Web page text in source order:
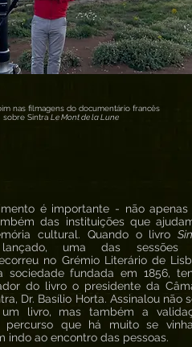
nas filmagens do documentário francês
sobre Sintra Le Mont de la Lune
é importante - não apenas
das instituições que
cultural. Quando o livro
uma das sessões
no Grémio Literário de
sociedade fundada em 1856,
do livro o presidente da
Dr. Basílio Horta. Assinalou não
livro, mas também a
percurso que há muito se
indo ao encontro das pessoas.